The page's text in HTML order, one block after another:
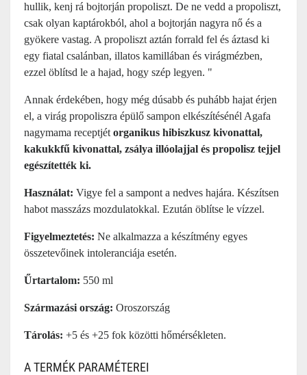
hullik, kenj rá bojtorján propoliszt. De ne vedd a propoliszt,
csak olyan kaptárokból, ahol a bojtorján nagyra nő és a
gyökere vastag. A propoliszt aztán forrald fel és áztasd ki
egy fiatal csalánban, illatos kamillában és virágmézben,
ezzel öblítsd le a hajad, hogy szép legyen. "
Annak érdekében, hogy még dúsabb és puhább hajat érjen
el, a virág propoliszra épülő sampon elkészítésénél Agafa
nagymama receptjét organikus hibiszkusz kivonattal,
kakukkfű kivonattal, zsálya illóolajjal és propolisz tejjel
egészítették ki.
Használat: Vigye fel a sampont a nedves hajára. Készítsen
habot masszázs mozdulatokkal. Ezután öblítse le vízzel.
Figyelmeztetés: Ne alkalmazza a készítmény egyes
összetevőinek intoleranciája esetén.
Űrtartalom: 550 ml
Származási ország: Oroszország
Tárolás: +5 és +25 fok közötti hőmérsékleten.
A TERMÉK PARAMÉTEREI